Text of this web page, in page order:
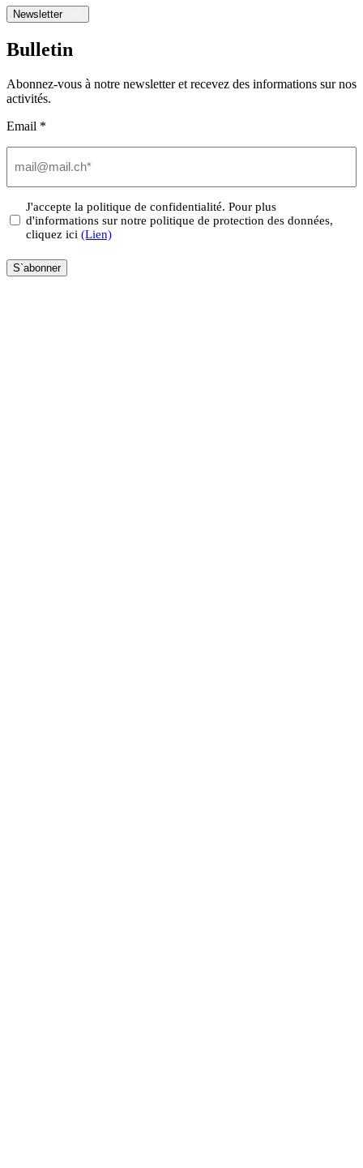
Newsletter
Bulletin
Abonnez-vous à notre newsletter et recevez des informations sur nos
activités.
Email *
(Nécessaire)
Privacy
(Nécessaire)
J'accepte la politique de confidentialité. Pour plus
d'informations sur notre politique de protection des données,
cliquez ici (Lien)
S`abonner